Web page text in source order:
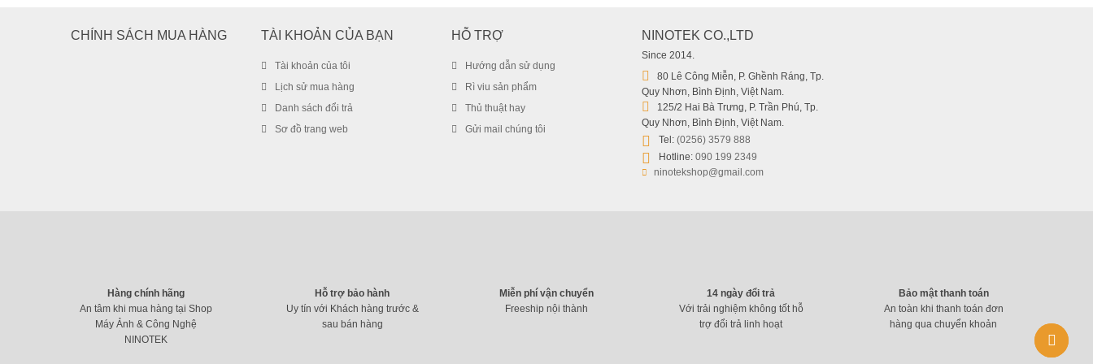
CHÍNH SÁCH MUA HÀNG TÀI KHOẢN CỦA BẠN
Tài khoản của tôi
Lịch sử mua hàng
Danh sách đổi trả
Sơ đồ trang web
HỖ TRỢ
Hướng dẫn sử dụng
Rì viu sản phẩm
Thủ thuật hay
Gửi mail chúng tôi
NINOTEK CO.,LTD
Since 2014.
80 Lê Công Miễn, P. Ghềnh Ráng, Tp.
Quy Nhơn, Bình Định, Việt Nam.
125/2 Hai Bà Trưng, P. Trần Phú, Tp.
Quy Nhơn, Bình Định, Việt Nam.
Tel: (0256) 3579 888
Hotline: 090 199 2349
ninotekshop@gmail.com
Hàng chính hãng
An tâm khi mua hàng tại Shop
Máy Ảnh & Công Nghệ
NINOTEK
Hỗ trợ bảo hành
Uy tín với Khách hàng trước &
sau bán hàng
Miễn phí vận chuyển
Freeship nội thành
14 ngày đổi trả
Với trải nghiệm không tốt hỗ
trợ đổi trả linh hoạt
Bảo mật thanh toán
An toàn khi thanh toán đơn
hàng qua chuyển khoản